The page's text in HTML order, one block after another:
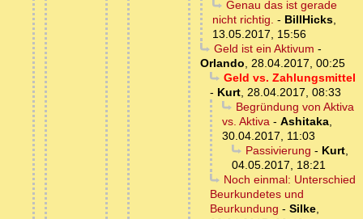
Genau das ist gerade
nicht richtig. - BillHicks,
13.05.2017, 15:56
Geld ist ein Aktivum -
Orlando, 28.04.2017, 00:25
Geld vs. Zahlungsmittel
- Kurt, 28.04.2017, 08:33
Begründung von Aktiva
vs. Aktiva - Ashitaka,
30.04.2017, 11:03
Passivierung - Kurt,
04.05.2017, 18:21
Noch einmal: Unterschied
Beurkundetes und
Beurkundung - Silke,